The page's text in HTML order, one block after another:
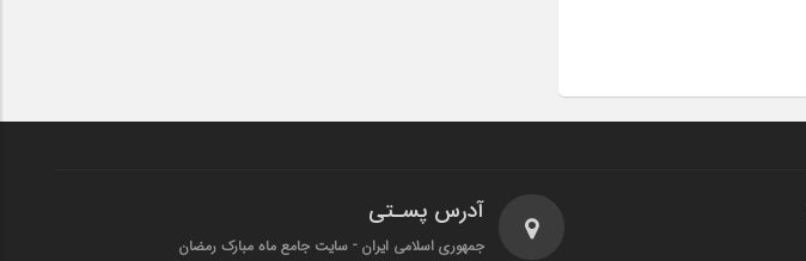
آدرس پسـتی
جمهوری اسلامی ایران - سایت جامع ماه مبارک رمضان